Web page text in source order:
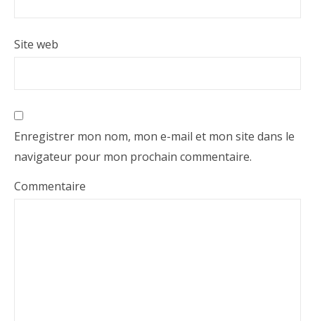
Site web
Enregistrer mon nom, mon e-mail et mon site dans le
navigateur pour mon prochain commentaire.
Commentaire